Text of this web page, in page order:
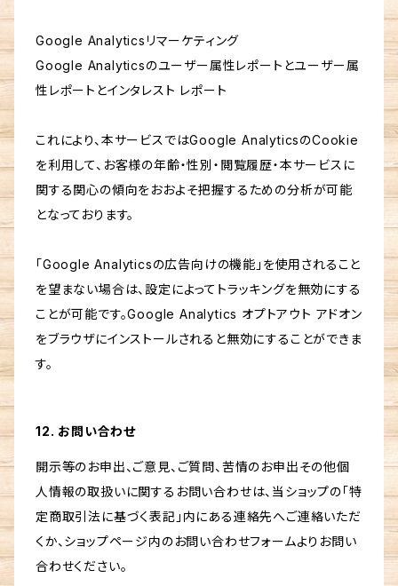
Google Analyticsリマーケティング
Google Analyticsのユーザー属性レポートとユーザー属
性レポートとインタレスト レポート
これにより、本サービスではGoogle AnalyticsのCookie
を利用して、お客様の年齢・性別・閲覧履歴・本サービスに
関する関心の傾向をおおよそ把握するための分析が可能
となっております。
「Google Analyticsの広告向けの機能」を使用されること
を望まない場合は、設定によってトラッキングを無効にする
ことが可能です。Google Analytics オプトアウト アドオン
をブラウザにインストールされると無効にすることができま
す。
12. お問い合わせ
開示等のお申出、ご意見、ご質問、苦情のお申出その他個
人情報の取扱いに関するお問い合わせは、当ショップの「特
定商取引法に基づく表記」内にある連絡先へご連絡いただ
くか、ショップページ内のお問い合わせフォームよりお問い
合わせください。